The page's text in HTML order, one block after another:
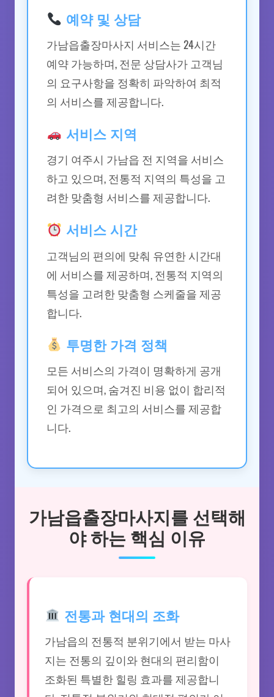
예약 및 상담
가남읍출장마사지 서비스는 24시간
예약 가능하며, 전문 상담사가 고객님
의 요구사항을 정확히 파악하여 최적
의 서비스를 제공합니다.
서비스 지역
경기 여주시 가남읍 전 지역을 서비스
하고 있으며, 전통적 지역의 특성을 고
려한 맞춤형 서비스를 제공합니다.
서비스 시간
고객님의 편의에 맞춰 유연한 시간대
에 서비스를 제공하며, 전통적 지역의
특성을 고려한 맞춤형 스케줄을 제공
합니다.
투명한 가격 정책
모든 서비스의 가격이 명확하게 공개
되어 있으며, 숨겨진 비용 없이 합리적
인 가격으로 최고의 서비스를 제공합
니다.
가남읍출장마사지를 선택해
야 하는 핵심 이유
전통과 현대의 조화
가남읍의 전통적 분위기에서 받는 마사
지는 전통의 깊이와 현대의 편리함이
조화된 특별한 힐링 효과를 제공합니